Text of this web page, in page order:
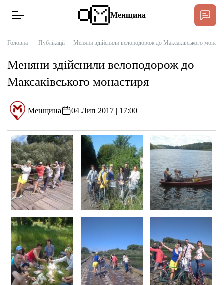
Новини
Інтерв’ю
Тексти
Публікації
Про нас
Бюджет
Тендери
Довідник
Підтримати
Менщина
Головна Публікації Меняни здійснили велоподорож до Максаківського
Меняни здійснили велоподорож до
Максаківського монастиря
Менщина 04 Лип 2017 | 17:00